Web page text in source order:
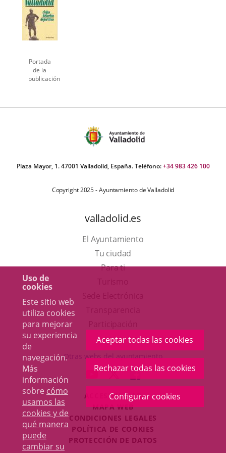
Uso de
cookies
Este sitio web
utiliza cookies
para mejorar
su experiencia
de
navegación.
Más
información
sobre cómo
usamos las
cookies y de
qué manera
puede
cambiar su
Aceptar todas las cookies
Rechazar todas las cookies
Configurar cookies
Portada
de la
publicación
Plaza Mayor, 1. 47001 Valladolid, España. Teléfono:+34 983 426 100
Copyright 2025 - Ayuntamiento de Valladolid
valladolid.es
El Ayuntamiento
Tu ciudad
Para ti
en
una
ventana
nueva.
aplicación
externa.
Otras webs del ayuntamiento
ENLACE
A
UNA
APLICACIÓN
EXTERNA.
ENLACE
A
UNA
APLICACIÓN
EXTERNA.
ENLACE
A
UNA
EXTERNA.
ACCESIBILIDAD
MAPA WEB
CONDICIONES LEGALES
POLÍTICA DE COOKIES
PROTECCIÓN DE DATOS